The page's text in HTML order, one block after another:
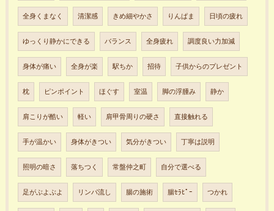
全身くまなく 清潔感 きめ細やかさ りんぱま 日頃の疲れ
ゆっくり静かにできる バランス 全身疲れ 調度良い力加減
身体が痛い 全身が楽 駅ちか 招待 子供からのプレゼント
枕 ピンポイント ほぐす 室温 脚の浮腫み 静か
肩こりが酷い 軽い 肩甲骨周りの硬さ 直接触れる
手が温かい 身体がきつい 気分がきつい 丁寧は説明
照明の暗さ 落ちつく 常盤仲之町 自分で選べる
足がぶよぶよ リンパ流し 腸の施術 腸ｾﾗﾋﾟｰ つかれ